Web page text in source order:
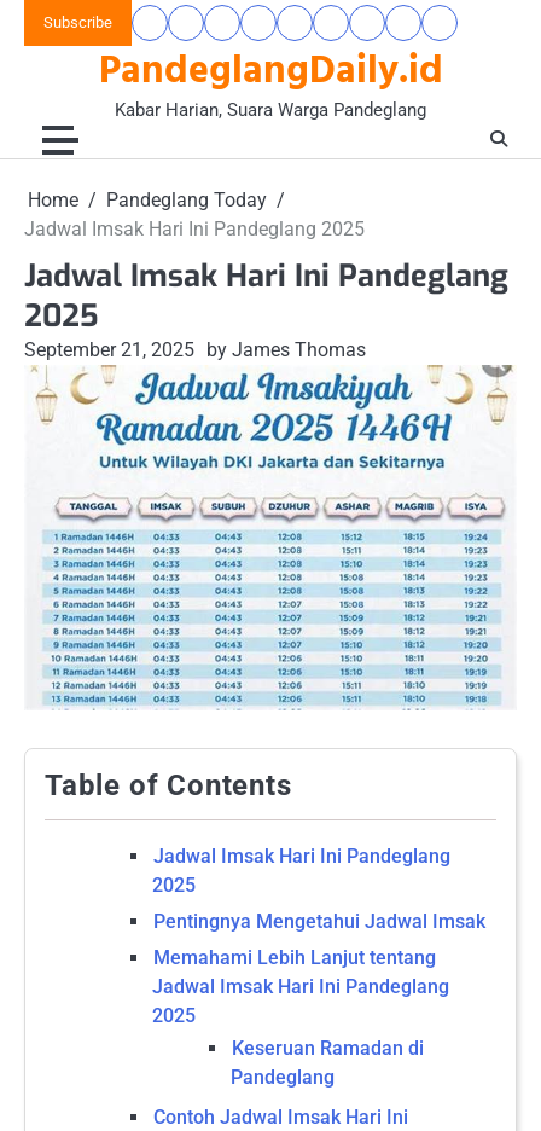
Subscribe
PandeglangDaily.id
Kabar Harian, Suara Warga Pandeglang
BerandaBanten
Raya
Gaya
Hidup
&
Komunitas
Hukum
Kriminal
Nasional
Opini
Wacana
Pandeglang
Today
Pendidikan
&
Kesehatan
Wisata
&
Home
Pandeglang Today
Jadwal Imsak Hari Ini Pandeglang 2025
Jadwal Imsak Hari Ini Pandeglang
2025
September 21, 2025 by James Thomas
Table of Contents
Jadwal Imsak Hari Ini Pandeglang
2025
Pentingnya Mengetahui Jadwal Imsak
Memahami Lebih Lanjut tentang
Jadwal Imsak Hari Ini Pandeglang
2025
Keseruan Ramadan di
Pandeglang
Contoh Jadwal Imsak Hari Ini